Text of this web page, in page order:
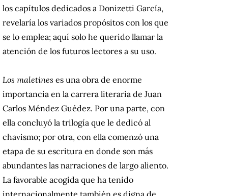
los capítulos dedicados a Donizetti García,
revelaría los variados propósitos con los que
se lo emplea; aquí solo he querido llamar la
atención de los futuros lectores a su uso.
Los maletines es una obra de enorme
importancia en la carrera literaria de Juan
Carlos Méndez Guédez. Por una parte, con
ella concluyó la trilogía que le dedicó al
chavismo; por otra, con ella comenzó una
etapa de su escritura en donde son más
abundantes las narraciones de largo aliento.
La favorable acogida que ha tenido